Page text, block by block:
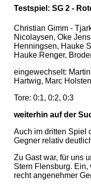
Testspiel: SG 2 -
Christian Gimm -
Nicolaysen, Oke
Henningsen, Hauke
Hauke Renger,
eingewechselt:
Hartwig, Marc Holsten
Tore: 0:1, 0:2, 0:3
weiterhin auf der
Auch im dritten Spiel
Gegner relativ
Zu Gast war, für uns
Stern Flensburg.
recht angenehmer